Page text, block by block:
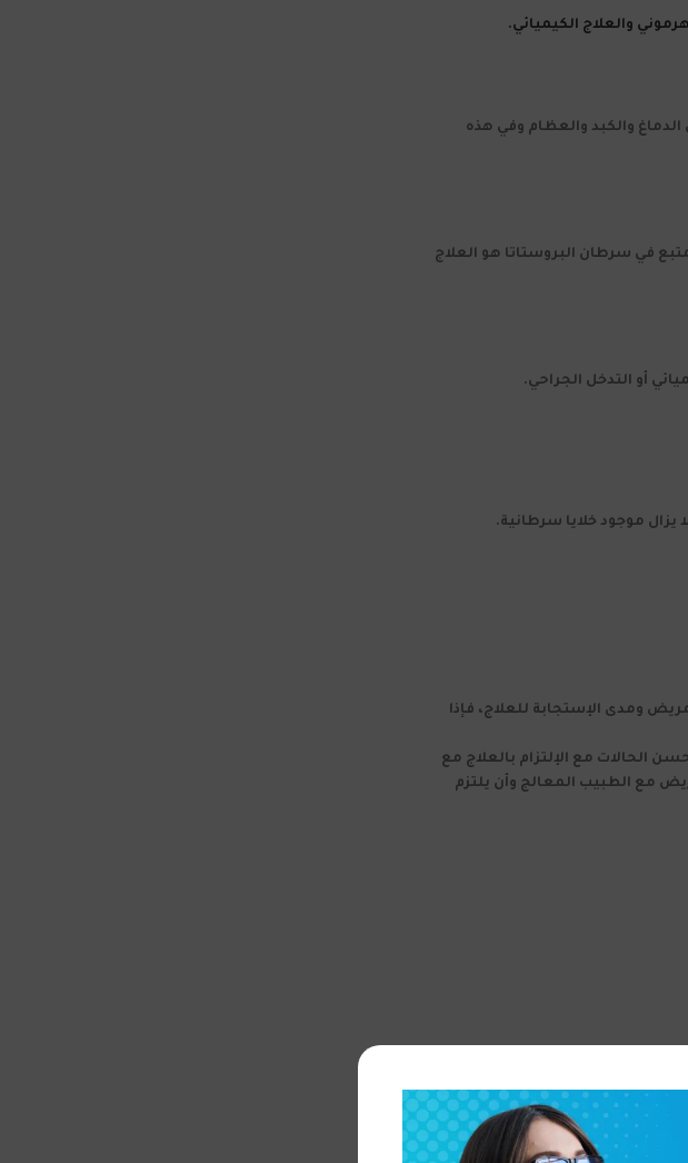
والعلاج الكيميائي.
والكبد والعظام وفي هذه
في سرطان البروستاتا هو العلاج
أو التدخل الجراحي.
يزال موجود خلايا سرطانية.
ومدى الإستجابة للعلاج، فإذا
الحالات مع الإلتزام بالعلاج مع
مع الطبيب المعالج وأن يلتزم